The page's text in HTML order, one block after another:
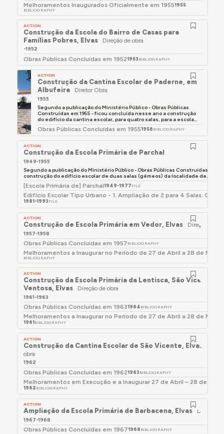
Melhoramentos Inaugurados Oficialmente em 19551955
BIBLIOGRAPHY
ACTION
Construção da Escola do Bairro de Casas para
Famílias Pobres, Elvas
Direção de obra
-1952
Obras Públicas Concluídas em 19521953 BIBLIOGRAPHY
ACTION
Construção da Cantina Escolar de Paderne, em
Albufeira
Diretor Obra
1955
Segundo a publicação do Ministério Público - Obras Públicas
Construídas em 1955 - ficou concluída nesse ano a construção
do edifício da cantina escolar, para quatro salas, para a escola...
Obras Públicas Concluídas em 19551956 BIBLIOGRAPHY
ACTION
Construção da Escola Primária de Parchal
1949-1955
Segundo a publicação do Ministério Público - Obras Públicas Construídas em
construção do edifício escolar de duas salas (gémeos) da localidade de...
[Escola Primária de] Parchal1949-1977 FILE
Edifício Escolar Tipo Urbano - 1. Ampliação de 2 para 4 Salas.
1981-1993 FILE
ACTION
Construção de Escola Primária em Vedor, Elvas Direção de
1957-1958
Obras Públicas Concluídas em 1957 BIBLIOGRAPHY
Melhoramentos a Inaugurar no Período de 27 de Abril a 28 de Maio
BIBLIOGRAPHY
ACTION
Construção da Escola Primária da Lentisca, São Vicente e
Ventosa, Elvas
Direção de obra
1961-1963
Obras Públicas Concluídas em 19631964 BIBLIOGRAPHY
Melhoramentos a Inaugurar no Período de 27 de Abril a 28 de Maio
1961BIBLIOGRAPHY
ACTION
Construção da Cantina Escolar de São Vicente, Elvas
obra
1962
Obras Públicas Concluídas em 19621963 BIBLIOGRAPHY
Melhoramentos em Execução e a Inaugurar 27 de Abril – 28 de Maio
1962 BIBLIOGRAPHY
ACTION
Ampliação da Escola Primária de Barbacena, Elvas Direção
1967-1968
Obras Públicas Concluídas em 19671968 BIBLIOGRAPHY